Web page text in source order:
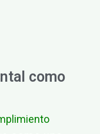
como